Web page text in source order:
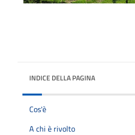
INDICE DELLA PAGINA
Cos'è
A chi è rivolto